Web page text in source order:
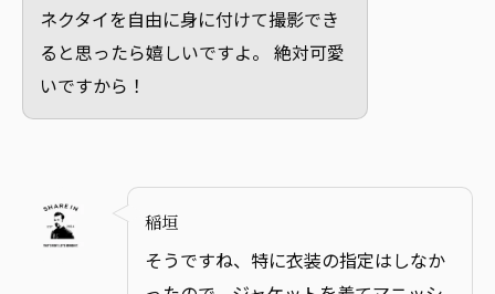
ネクタイを自由に身に付けて撮影でき
ると思ったら嬉しいですよ。 絶対可愛
いですから！
稲垣
そうですね、特に衣装の指定はしなか